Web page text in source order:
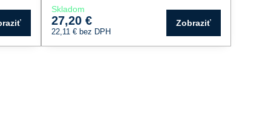
Skladom
27,20 €
22,11 € bez DPH
Zobraziť